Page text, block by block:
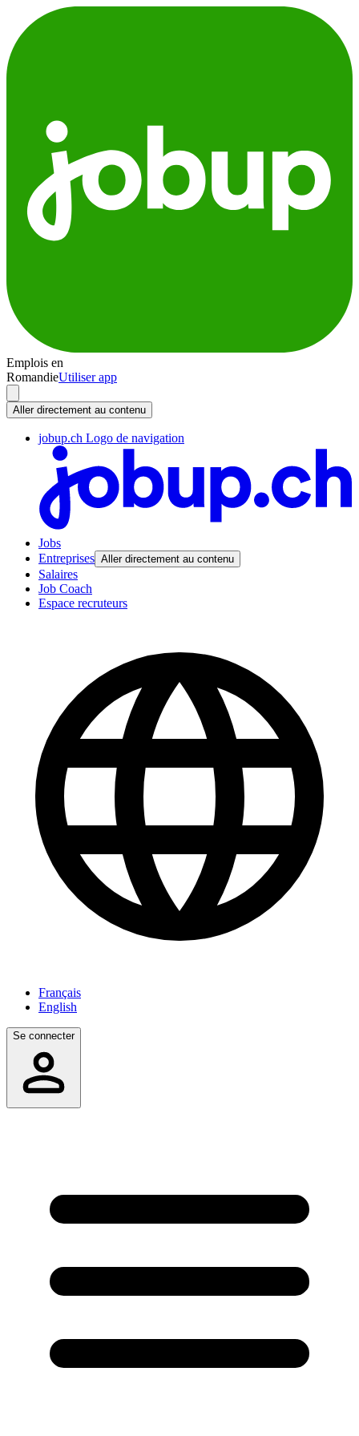
Emplois en
RomandieUtiliser app
Aller directement au contenu
jobup.ch Logo de navigation
Jobs
Entreprises Aller directement au contenu
Salaires
Job Coach
Espace recruteurs
Français
English
Se connecter